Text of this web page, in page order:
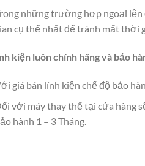
những trường hợp ngoại
cụ thể nhất để tránh mất thời
kiện luôn chính hãng và bảo
giá bán lính kiện chế độ bảo
với máy thay thế tại cửa hàng
hành 1 – 3 Tháng.